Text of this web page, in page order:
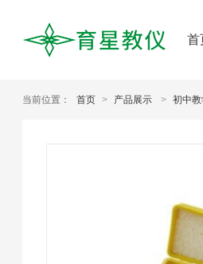
首
当前位置： 首页 > 产品展示 > 初中